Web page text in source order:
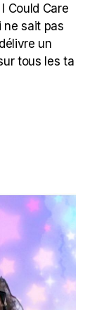
Could Care
ne sait pas
un
tous les ta